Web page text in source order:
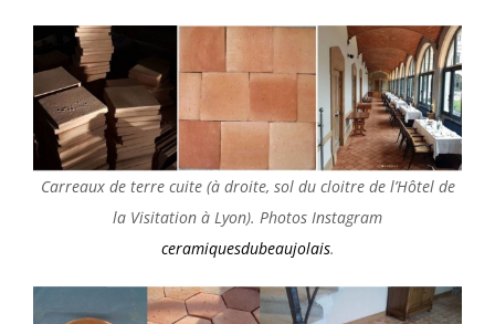
Carreaux de terre cuite (à droite, sol du cloitre de l’Hôtel de
la Visitation à Lyon). Photos Instagram
ceramiquesdubeaujolais.